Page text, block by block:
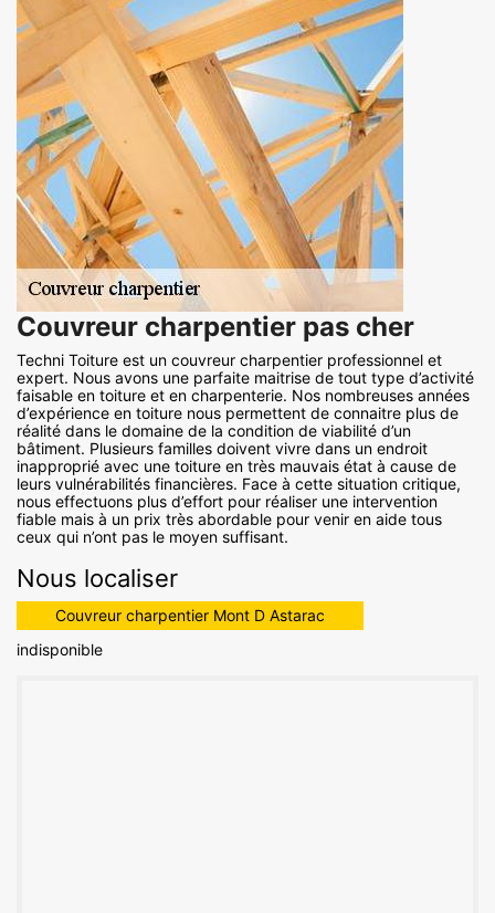
Couvreur charpentier pas cher
Techni Toiture est un couvreur charpentier professionnel et
expert. Nous avons une parfaite maitrise de tout type d’activité
faisable en toiture et en charpenterie. Nos nombreuses années
d’expérience en toiture nous permettent de connaitre plus de
réalité dans le domaine de la condition de viabilité d’un
bâtiment. Plusieurs familles doivent vivre dans un endroit
inapproprié avec une toiture en très mauvais état à cause de
leurs vulnérabilités financières. Face à cette situation critique,
nous effectuons plus d’effort pour réaliser une intervention
fiable mais à un prix très abordable pour venir en aide tous
ceux qui n’ont pas le moyen suffisant.
Nous localiser
Couvreur charpentier Mont D Astarac
indisponible